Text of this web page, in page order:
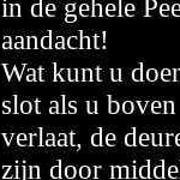
in de gehele
aandacht!
Wat kunt u
slot als u
verlaat, de
zijn door